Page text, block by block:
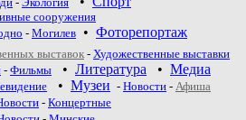
сооружения
- Могилев • Фоторепортаж
выставок - Художественные выставки
- Фильмы • Литература • Медиа
• Музеи - Новости - Афиша
- Концертные